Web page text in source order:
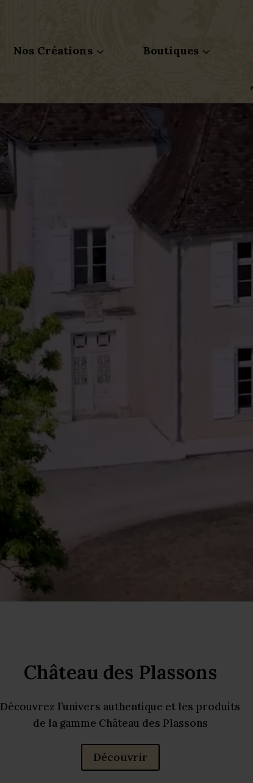
3
Nos Créations 3
Boutiques
Château des Plassons
Découvrez l’univers authentique et les produits
de la gamme Château des Plassons
Découvrir